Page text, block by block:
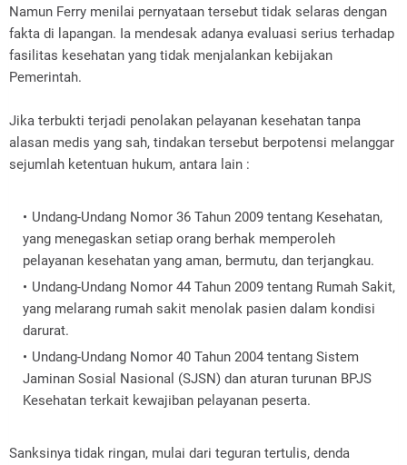
‎Namun Ferry menilai pernyataan tersebut tidak selaras dengan
fakta di lapangan. Ia mendesak adanya evaluasi serius terhadap
fasilitas kesehatan yang tidak menjalankan kebijakan
Pemerintah.
‎Jika terbukti terjadi penolakan pelayanan kesehatan tanpa
alasan medis yang sah, tindakan tersebut berpotensi melanggar
sejumlah ketentuan hukum, antara lain :
‎Undang-Undang Nomor 36 Tahun 2009 tentang Kesehatan,
yang menegaskan setiap orang berhak memperoleh
pelayanan kesehatan yang aman, bermutu, dan terjangkau.
Undang-Undang Nomor 44 Tahun 2009 tentang Rumah Sakit,
yang melarang rumah sakit menolak pasien dalam kondisi
darurat.
Undang-Undang Nomor 40 Tahun 2004 tentang Sistem
Jaminan Sosial Nasional (SJSN) dan aturan turunan BPJS
Kesehatan terkait kewajiban pelayanan peserta.
‎Sanksinya tidak ringan, mulai dari teguran tertulis, denda